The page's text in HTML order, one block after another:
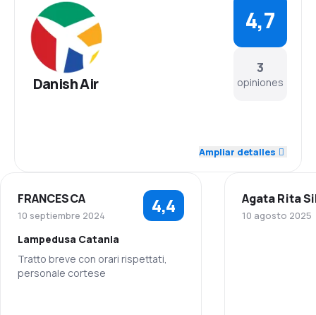
Danish Air
3
opiniones
4,7
Red de conexiones 4,5
Precio del billete
Comodidad de viaje
Ampliar detalles
FRANCESCA
10 septiembre 2024 4,4
Lampedusa Catania
Tratto breve con orari rispettati,
personale cortese
Agata Rita
10 agosto 2025